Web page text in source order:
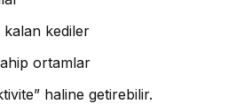
kalan kediler
ortamlar
haline getirebilir.